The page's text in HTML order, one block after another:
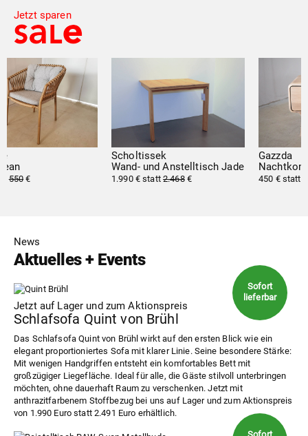
Jetzt sparen
Wand- und Anstelltisch Jade
1.990 € statt
Gazzda
Nachtkommode Fawn
450 € statt
News
Aktuelles + Events
Jetzt auf Lager und zum Aktionspreis
Schlafsofa Quint von Brühl
Das Schlafsofa Quint von Brühl wirkt auf den ersten Blick wie ein
elegant proportioniertes Sofa mit klarer Linie. Seine besondere Stärke:
Mit wenigen Handgriffen entsteht ein komfortables Bett mit
großzügiger Liegefläche. Ideal für alle, die Gäste stilvoll unterbringen
möchten, ohne dauerhaft Raum zu verschenken. Jetzt mit
anthrazitfarbenem Stoffbezug bei uns auf Lager und zum Aktionspreis
von 1.990 Euro statt 2.491 Euro erhältlich.